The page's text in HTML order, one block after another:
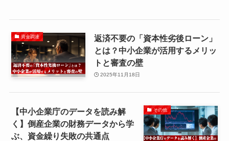
資金調達
返済不要の「資本性劣後ローン」
とは？中小企業が活用するメリッ
トと審査の壁
2025年11月18日
その他
【中小企業庁のデータを読み解
く】倒産企業の財務データから学
ぶ、資金繰り失敗の共通点